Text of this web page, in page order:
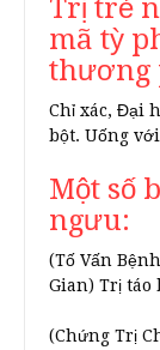
Trị trẻ
mã tỳ
thương
Chỉ xác, Đại
bột. Uống
Một số
ngưu:
(Tố Vấn
Gian) Trị táo
(Chứng Trị